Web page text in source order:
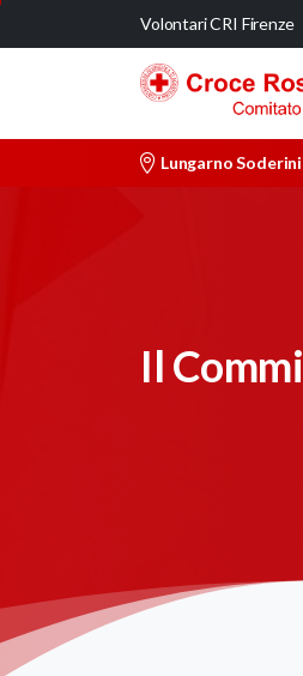
Volontari CRI Firenze
Lungarno
Il